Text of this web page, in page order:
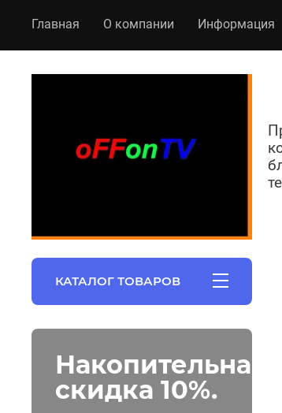
Главная О компании Информация
КАТАЛОГ ТОВАРОВ
Накопительная
скидка 10%.